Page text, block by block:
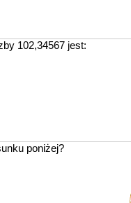
102,34567 jest:
poniżej?